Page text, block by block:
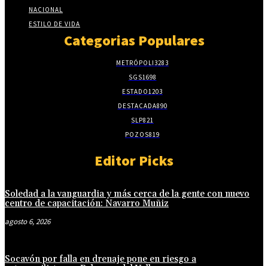
NACIONAL
ESTILO DE VIDA
Categorias Populares
METRÓPOLI3283
SGS1698
ESTADO1203
DESTACADA890
SLP821
POZOS819
Editor Picks
Soledad a la vanguardia y más cerca de la gente con nuevo
centro de capacitación: Navarro Muñiz
agosto 6, 2026
Socavón por falla en drenaje pone en riesgo a